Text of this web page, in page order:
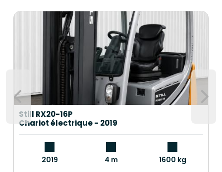
Still RX20-16P
Chariot électrique - 2019
2019 4 m 1600 kg